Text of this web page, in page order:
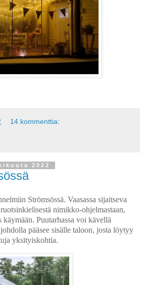
14 kommenttia:
2022
Strömsössä. Vaasassa sijaitseva
nimikko-ohjelmastaan,
käymään. Puutarhassa voi kävellä
pääsee sisälle taloon, josta löytyy
yksityiskohtia.